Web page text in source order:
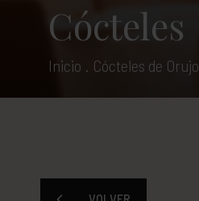
Cócteles
Inicio . Cócteles de Orujo